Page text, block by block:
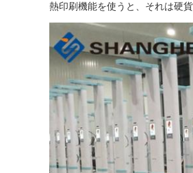
熱印刷機能を使うと、それは硬